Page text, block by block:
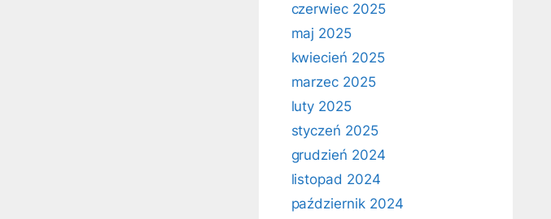
czerwiec 2025
maj 2025
kwiecień 2025
marzec 2025
luty 2025
styczeń 2025
grudzień 2024
listopad 2024
październik 2024